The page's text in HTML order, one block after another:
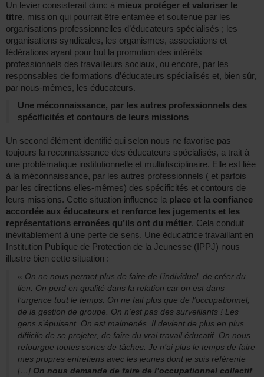
Un levier consisterait donc à mieux protéger et valoriser le
titre, mission qui pourrait être entamée et soutenue par les
organisations professionnelles d’éducateurs spécialisés ; les
organisations syndicales, les organismes, associations et
fédérations ayant pour but la promotion des intérêts
professionnels des travailleurs sociaux, ou encore, par les
responsables de formations d’éducateurs spécialisés et, bien sûr,
par nous-mêmes, les éducateurs.
Une méconnaissance, par les autres professionnels des
spécificités et contours de leurs missions
Un second élément identifié qui selon nous ne favorise pas
toujours la reconnaissance des éducateurs spécialisés, a trait à
une problématique institutionnelle et multidisciplinaire. Elle est liée
à la méconnaissance, par les autres professionnels ( et parfois
par les directions elles-mêmes) des spécificités et contours de
leurs missions. Cette situation influence la place et la confiance
accordée aux éducateurs et renforce les jugements et les
représentations erronées qu’ils ont du métier. Cela conduit
inévitablement à une perte de sens. Une éducatrice travaillant en
Institution Publique de Protection de la Jeunesse (IPPJ) nous
illustre bien cette situation :
« On ne nous permet plus de faire de l’individuel, de créer du
lien. On perd en qualité dans la relation car on est dans
l’urgence tout le temps. On ne fait plus que de l’occupationnel,
de la gestion de groupe. On n’est pas des surveillants ! Les
gens s’épuisent. On est malmenés. Il devient de plus en plus
difficile de se projeter, de faire du vrai travail éducatif. On nous
refourgue toutes sortes de tâches. Je n’ai plus le temps de faire
mes propres entretiens avec les jeunes dont je suis référente
[…] On nous demande de faire de l’occupationnel collectif